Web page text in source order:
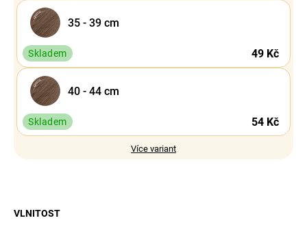
35 - 39 cm
Skladem 49 Kč
40 - 44 cm
Skladem 54 Kč
Více variant
VLNITOST